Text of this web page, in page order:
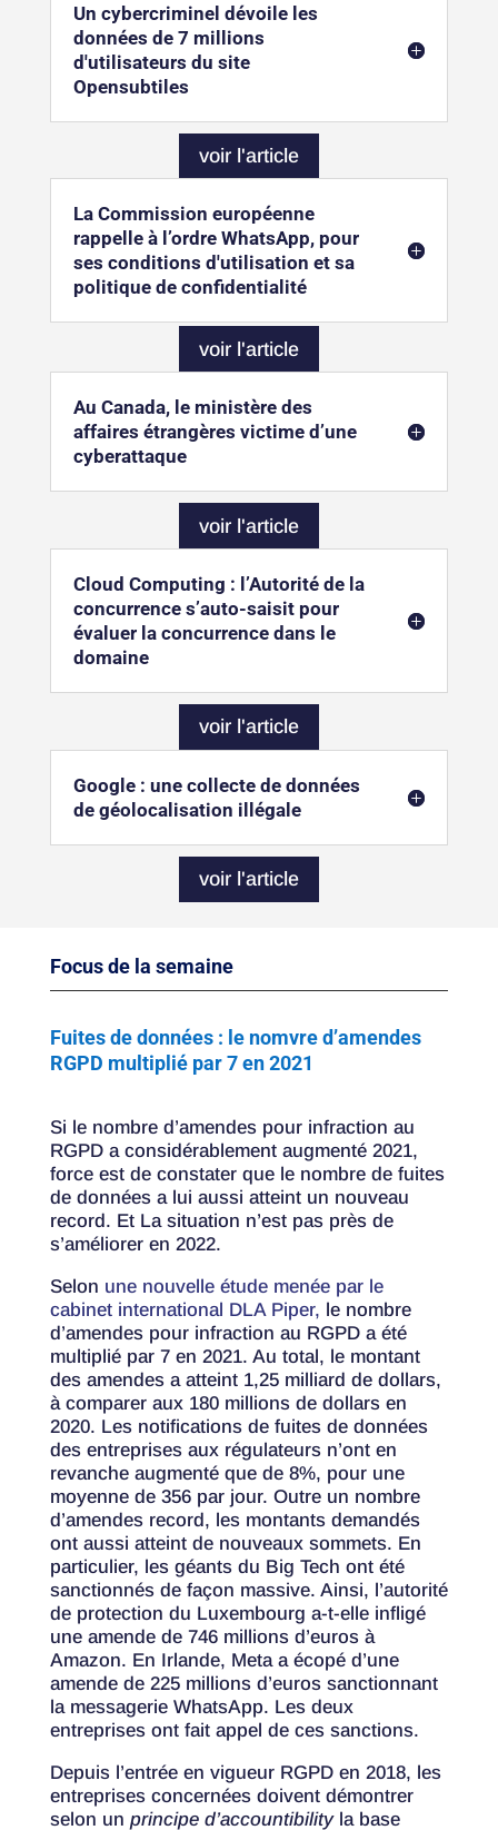
Un cybercriminel dévoile les
données de 7 millions
d'utilisateurs du site
Opensubtiles
voir l'article
La Commission européenne
rappelle à l’ordre WhatsApp, pour
ses conditions d'utilisation et sa
politique de confidentialité
voir l'article
Au Canada, le ministère des
affaires étrangères victime d’une
cyberattaque
voir l'article
Cloud Computing : l’Autorité de la
concurrence s’auto-saisit pour
évaluer la concurrence dans le
domaine
voir l'article
Google : une collecte de données
de géolocalisation illégale
voir l'article
Focus de la semaine
Fuites de données : le nomvre d’amendes
RGPD multiplié par 7 en 2021
Si le nombre d’amendes pour infraction au
RGPD a considérablement augmenté 2021,
force est de constater que le nombre de fuites
de données a lui aussi atteint un nouveau
record. Et La situation n’est pas près de
s’améliorer en 2022.
Selon une nouvelle étude menée par le
cabinet international DLA Piper, le nombre
d’amendes pour infraction au RGPD a été
multiplié par 7 en 2021. Au total, le montant
des amendes a atteint 1,25 milliard de dollars,
à comparer aux 180 millions de dollars en
2020. Les notifications de fuites de données
des entreprises aux régulateurs n’ont en
revanche augmenté que de 8%, pour une
moyenne de 356 par jour. Outre un nombre
d’amendes record, les montants demandés
ont aussi atteint de nouveaux sommets. En
particulier, les géants du Big Tech ont été
sanctionnés de façon massive. Ainsi, l’autorité
de protection du Luxembourg a-t-elle infligé
une amende de 746 millions d’euros à
Amazon. En Irlande, Meta a écopé d’une
amende de 225 millions d’euros sanctionnant
la messagerie WhatsApp. Les deux
entreprises ont fait appel de ces sanctions.
Depuis l’entrée en vigueur RGPD en 2018, les
entreprises concernées doivent démontrer
selon un principe d’accountibilityla base